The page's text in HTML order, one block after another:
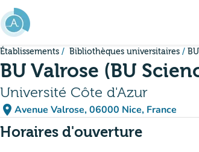
Aller au contenu principal
Établissements Bibliothèques universitaires
BU Valrose (BU
Université Côte d'Azur
place Avenue Valrose, 06000 Nice, France
(ouvrir dans Google
(nouvel onglet)
Horaires d'ouverture